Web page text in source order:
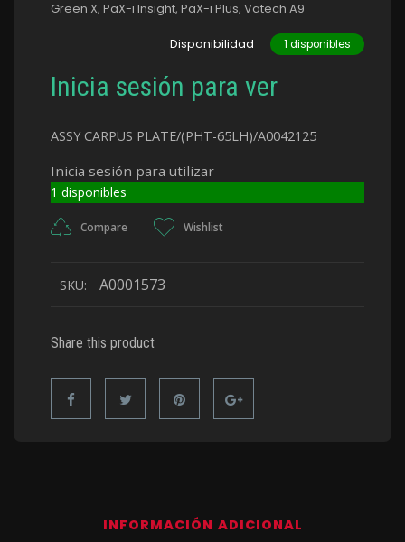
Green X, PaX-i Insight, PaX-i Plus, Vatech A9
Disponibilidad 1 disponibles
Inicia sesión para ver
ASSY CARPUS PLATE/(PHT-65LH)/A0042125
Inicia sesión para utilizar
1 disponibles
Compare Wishlist
SKU: A0001573
Share this product
INFORMACIÓN ADICIONAL